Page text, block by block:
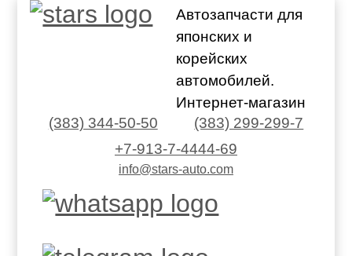
Автозапчасти для
японских и
корейских
автомобилей.
Интернет-магазин
(383) 344-50-50
(383) 299-299-7
+7-913-7-4444-69
info@stars-auto.com